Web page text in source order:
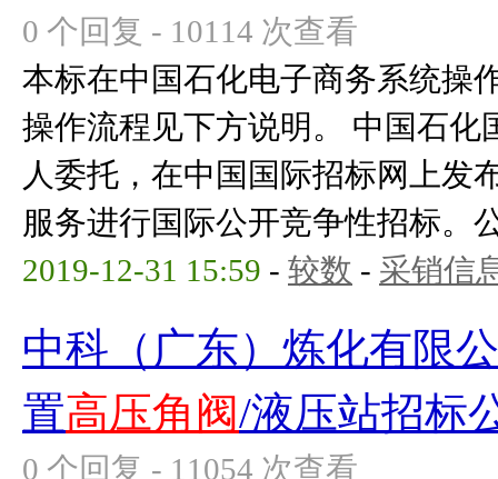
0 个回复 - 10114 次查看
本标在中国石化电子商务系统操
操作流程见下方说明。 中国石化
人委托，在中国国际招标网上发
服务进行国际公开竞争性招标。
2019-12-31 15:59 - 较数 - 采销信
中科（广东）炼化有限
置高压角阀/液压站招标
0 个回复 - 11054 次查看